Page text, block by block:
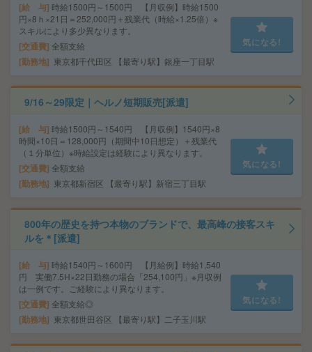
給 与 時給1500円～1500円 【月収例】時給1500
円×8ｈ×21日＝252,000円＋残業代（時給×1.25倍）※
スキルにより多少異なります。
交通費 全額支給
勤務地 東京都千代田区 【最寄り駅】銀座一丁目駅
気になる!
9/16～29限定｜ヘルノ短期販売[派遣]
給 与 時給1500円～1540円 【月収例】1540円×8
時間×10日＝128,000円（期間中10日想定）＋残業代
（１分単位）※時給設定は経験により異なります。
交通費 全額支給
勤務地 東京都新宿区 【最寄り駅】新宿三丁目駅
気になる!
800年の歴史を持つ本物のブランドで、最高峰の接客スキ
ルを＊[派遣]
給 与 時給1540円～1600円 【月給例】時給1,540
円 実働7.5H×22日勤務の場合「254,100円」※月収例
は一例です。ご経験により異なります。
交通費 全額支給◎
勤務地 東京都世田谷区 【最寄り駅】二子玉川駅
気になる!